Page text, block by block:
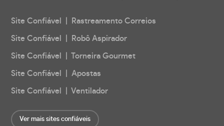
Site Confiável | Rastreamento Correios
Site Confiável | Robô Aspirador
Site Confiável | Torneira Gourmet
Site Confiável | Apostas
Site Confiável | Ventilador
Ver mais sites confiáveis